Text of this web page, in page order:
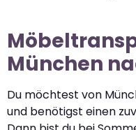
München
Du möchtest von
und benötigst einen